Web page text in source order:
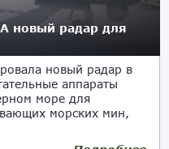
новый радар для
новый радар в
аппараты
море для
морских мин,